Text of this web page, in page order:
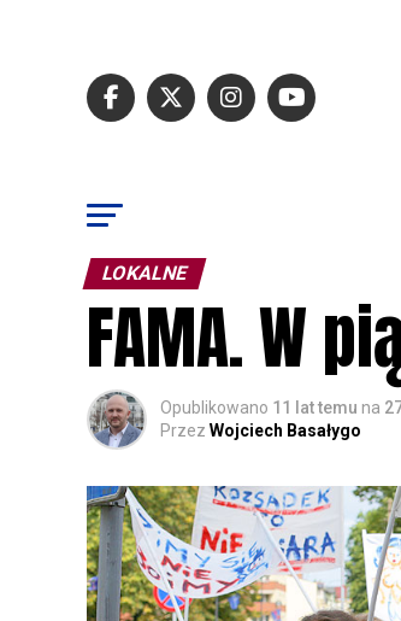
LOKALNE
FAMA. W
Opublikowano 11 lat temu na
Przez Wojciech Basałygo